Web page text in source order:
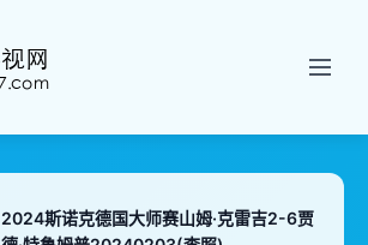
2024斯诺克德国大师赛山姆·克雷吉2-6贾